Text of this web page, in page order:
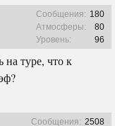
Сообщения: 180
Атмосферы:
80
Уровень:
96
туре, что к
Сообщения: 2508